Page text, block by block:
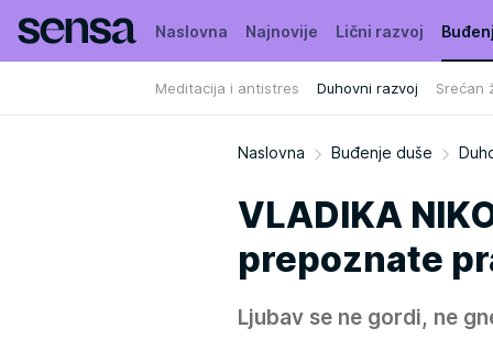
Naslovna Najnovije Lični razvoj
Meditacija i antistres Duhovni razvoj Srećan
Naslovna Buđenje duše
VLADIKA
prepoznate
Ljubav se ne gordi, ne